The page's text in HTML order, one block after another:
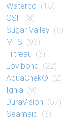
Waterco (15)
OSF (8)
Sugar Valley (6)
MTS (93)
Filtreau (3)
Lovibond (22)
AquaChek® (2)
Ignia (9)
DuraVision (57)
Seamaid (3)